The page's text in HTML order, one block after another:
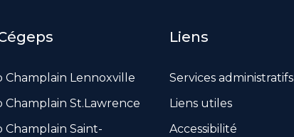
Champlain Lennoxville
Champlain St.Lawrence
Champlain Saint-
Liens
Services administratifs
Liens utiles
Accessibilité